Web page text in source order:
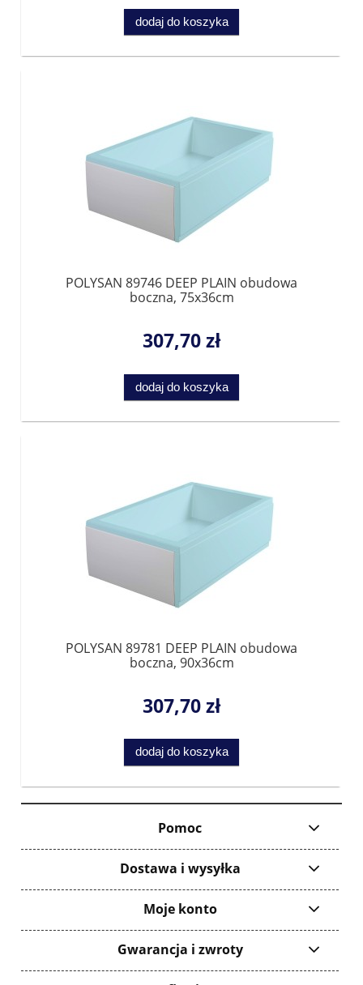
dodaj do koszyka
POLYSAN 89746 DEEP PLAIN obudowa
boczna, 75x36cm
307,70 zł
dodaj do koszyka
POLYSAN 89781 DEEP PLAIN obudowa
boczna, 90x36cm
307,70 zł
dodaj do koszyka
Pomoc
Dostawa i wysyłka
Moje konto
Gwarancja i zwroty